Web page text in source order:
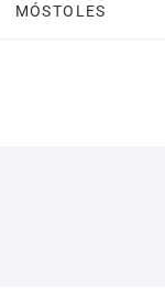
MÓSTOLES